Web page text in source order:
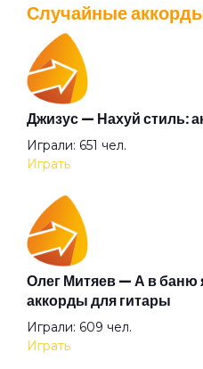
Одна она
Паническая атака
Письмо от Мери Джейн
Погружение
Подари мне грусть свою
Подсос и отсос
Перейти
Валентин Стрыкало —
гитары
Перейти
Аккорды для
легкие и простые песни
Просмотров: 23269 чел.
Перейти
Случайные
Джизус — Нахуй стиль:
Играли: 651 чел.
Играть
Олег Митяев — А в баню
аккорды для гитары
Играли: 609 чел.
Играть